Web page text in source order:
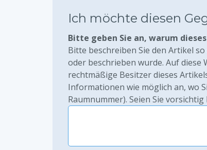
Ich möchte diesen
Bitte geben Sie an, warum
Bitte beschreiben Sie den Artikel
oder beschrieben wurde. Auf diese
rechtmäßige Besitzer dieses
Informationen wie möglich an, wo
Raumnummer). Seien Sie